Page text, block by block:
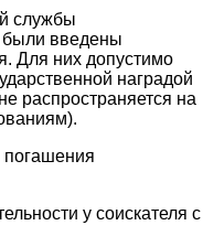
службы
были введены
Для них допустимо
наградой
распространяется на
погашения